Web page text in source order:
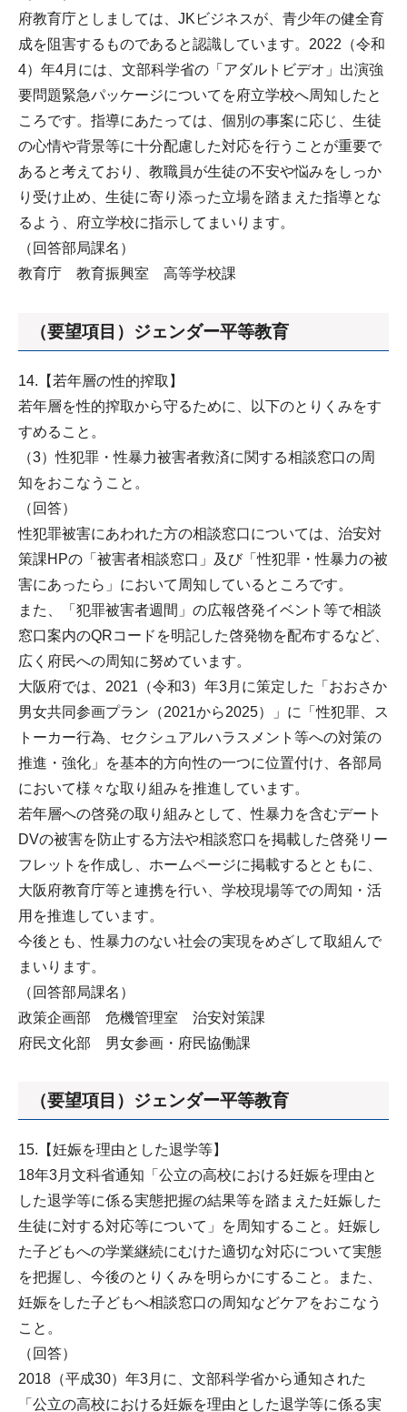
府教育庁としましては、JKビジネスが、青少年の健全育
成を阻害するものであると認識しています。2022（令和
4）年4月には、文部科学省の「アダルトビデオ」出演強
要問題緊急パッケージについてを府立学校へ周知したと
ころです。指導にあたっては、個別の事案に応じ、生徒
の心情や背景等に十分配慮した対応を行うことが重要で
あると考えており、教職員が生徒の不安や悩みをしっか
り受け止め、生徒に寄り添った立場を踏まえた指導とな
るよう、府立学校に指示してまいります。
（回答部局課名）
教育庁 教育振興室 高等学校課
（要望項目）ジェンダー平等教育
14.【若年層の性的搾取】
若年層を性的搾取から守るために、以下のとりくみをす
すめること。
（3）性犯罪・性暴力被害者救済に関する相談窓口の周
知をおこなうこと。
（回答）
性犯罪被害にあわれた方の相談窓口については、治安対
策課HPの「被害者相談窓口」及び「性犯罪・性暴力の被
害にあったら」において周知しているところです。
また、「犯罪被害者週間」の広報啓発イベント等で相談
窓口案内のQRコードを明記した啓発物を配布するなど、
広く府民への周知に努めています。
大阪府では、2021（令和3）年3月に策定した「おおさか
男女共同参画プラン（2021から2025）」に「性犯罪、ス
トーカー行為、セクシュアルハラスメント等への対策の
推進・強化」を基本的方向性の一つに位置付け、各部局
において様々な取り組みを推進しています。
若年層への啓発の取り組みとして、性暴力を含むデート
DVの被害を防止する方法や相談窓口を掲載した啓発リー
フレットを作成し、ホームページに掲載するとともに、
大阪府教育庁等と連携を行い、学校現場等での周知・活
用を推進しています。
今後とも、性暴力のない社会の実現をめざして取組んで
まいります。
（回答部局課名）
政策企画部 危機管理室 治安対策課
府民文化部 男女参画・府民協働課
（要望項目）ジェンダー平等教育
15.【妊娠を理由とした退学等】
18年3月文科省通知「公立の高校における妊娠を理由と
した退学等に係る実態把握の結果等を踏まえた妊娠した
生徒に対する対応等について」を周知すること。妊娠し
た子どもへの学業継続にむけた適切な対応について実態
を把握し、今後のとりくみを明らかにすること。また、
妊娠をした子どもへ相談窓口の周知などケアをおこなう
こと。
（回答）
2018（平成30）年3月に、文部科学省から通知された
「公立の高校における妊娠を理由とした退学等に係る実